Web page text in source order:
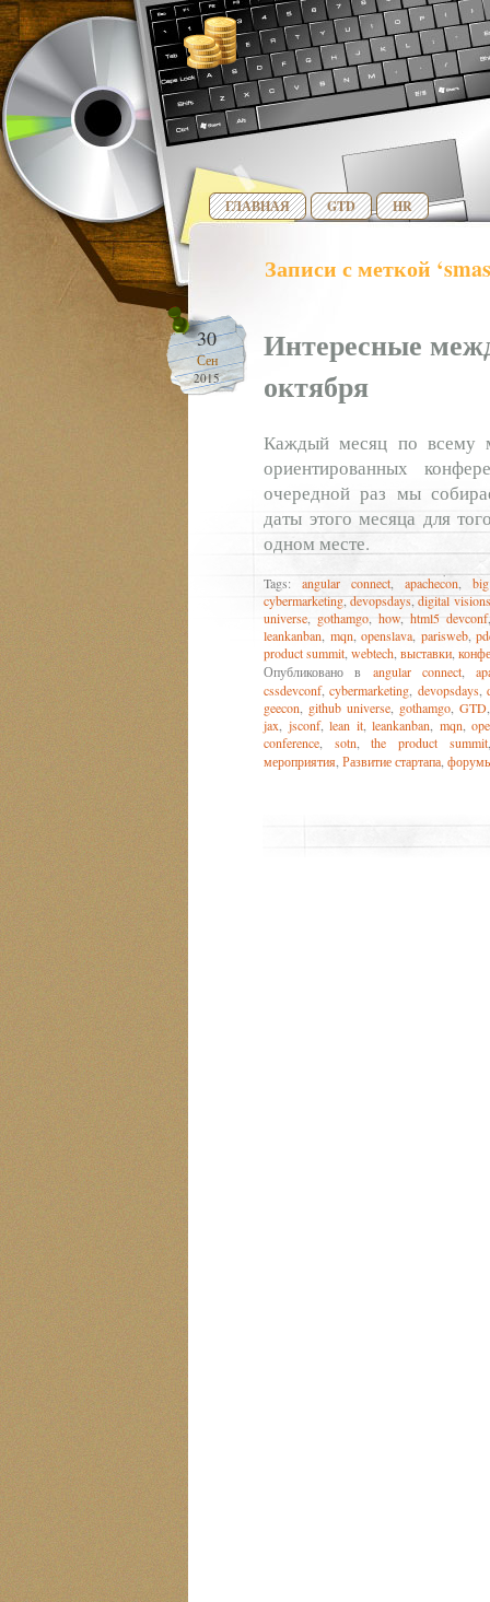
ГЛАВНАЯ GTD HR
Записи с меткой
30
Сен
2015
Интересные
октября
Каждый месяц по всему
ориентированных
очередной раз мы
даты этого месяца для
одном месте.
Tags: angular connect apachecon
cybermarketing,devopsdays,digital visions
universe gothamgo how, html5 devconf
leankanban mqn ,openslava parisweb,
product summit webtech выставки
Опубликовано в angular connect,
cssdevconf,cybermarketing devopsdays,
geecon
github universe, gothamgo, GTD
jax
jsconf, lean it, leankanban mqn
conference
sotn ,the product summit
мероприятия Развитие стартапа